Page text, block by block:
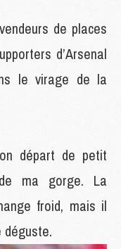
de places
d’Arsenal
le virage de la
départ de petit
ma gorge. La
froid, mais il
déguste.